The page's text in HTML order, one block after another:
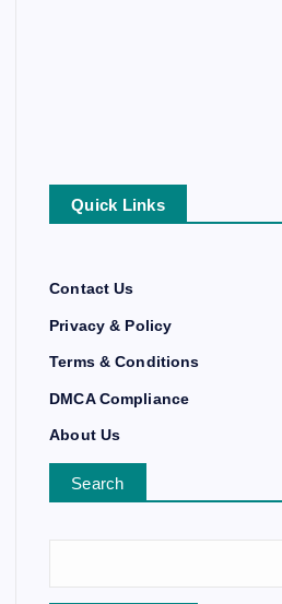
Quick Links
Contact Us
Privacy & Policy
Terms & Conditions
DMCA Compliance
About Us
Search